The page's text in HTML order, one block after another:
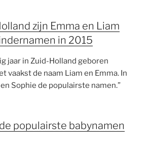
zijn Emma en Liam
in 2015
jaar in Zuid-Holland geboren
vaakst de naam Liam en Emma. In
Sophie de populairste namen.”
populairste babynamen